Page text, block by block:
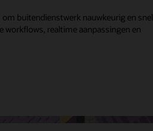
buitendienstwerk nauwkeurig en snel
workflows, realtime aanpassingen en